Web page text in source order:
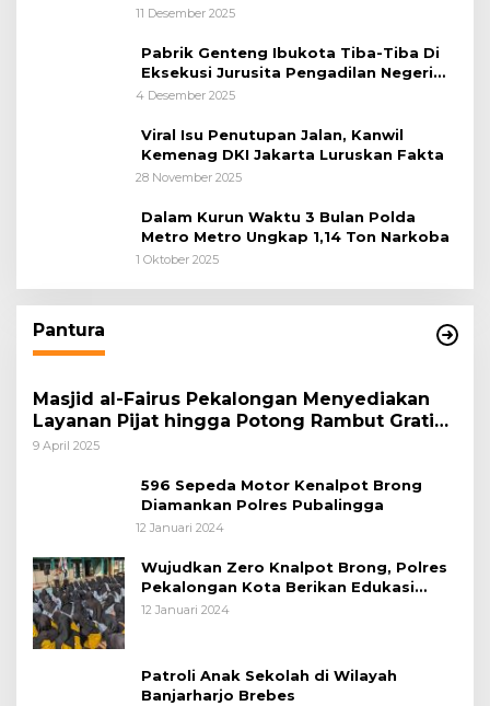
11 Desember 2025
Pabrik Genteng Ibukota Tiba-Tiba Di
Eksekusi Jurusita Pengadilan Negeri
Tangerang, Diduga Cacat Hukum Sejak
4 Desember 2025
Viral Isu Penutupan Jalan, Kanwil
Kemenag DKI Jakarta Luruskan Fakta
28 November 2025
Dalam Kurun Waktu 3 Bulan Polda
Metro Metro Ungkap 1,14 Ton Narkoba
1 Oktober 2025
Pantura
Masjid al-Fairus Pekalongan Menyediakan
Layanan Pijat hingga Potong Rambut Gratis
bagi Pemudik Lebaran 2025
9 April 2025
596 Sepeda Motor Kenalpot Brong
Diamankan Polres Pubalingga
12 Januari 2024
Wujudkan Zero Knalpot Brong, Polres
Pekalongan Kota Berikan Edukasi
Kepada Pelajar
12 Januari 2024
Patroli Anak Sekolah di Wilayah
Banjarharjo Brebes